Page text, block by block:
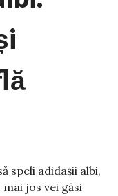
speli adidașii albi,
jos vei găsi